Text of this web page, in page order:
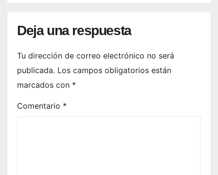
Deja una respuesta
Tu dirección de correo electrónico no será
publicada. Los campos obligatorios están
marcados con *
Comentario *